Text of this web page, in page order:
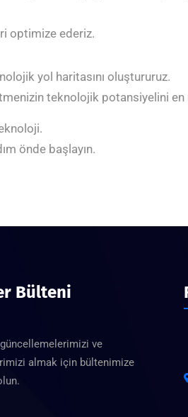
optimize ederiz.
yol haritasını oluştururuz.
teknolojik potansiyelini en
önde başlayın.
Bülteni
ve
almak için bültenimize